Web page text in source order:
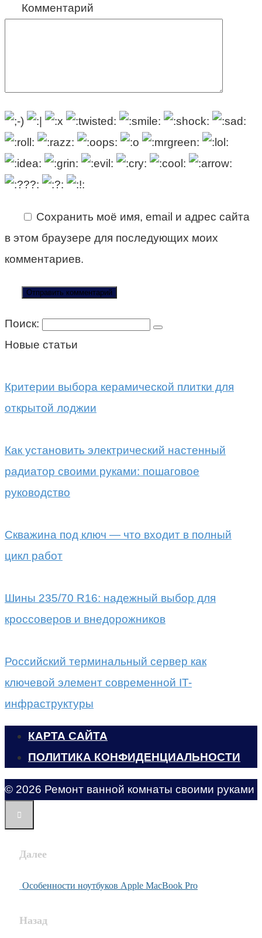
Комментарий
Сохранить моё имя, email и адрес сайта
в этом браузере для последующих моих
комментариев.
Поиск:
Новые статьи
Критерии выбора керамической плитки для
открытой лоджии
Как установить электрический настенный
радиатор своими руками: пошаговое
руководство
Скважина под ключ — что входит в полный
цикл работ
Шины 235/70 R16: надежный выбор для
кроссоверов и внедорожников
Российский терминальный сервер как
ключевой элемент современной IT-
инфраструктуры
КАРТА САЙТА
ПОЛИТИКА КОНФИДЕНЦИАЛЬНОСТИ
© 2026 Ремонт ванной комнаты своими руками
Далее
Особенности ноутбуков Apple MacBook Pro
Назад